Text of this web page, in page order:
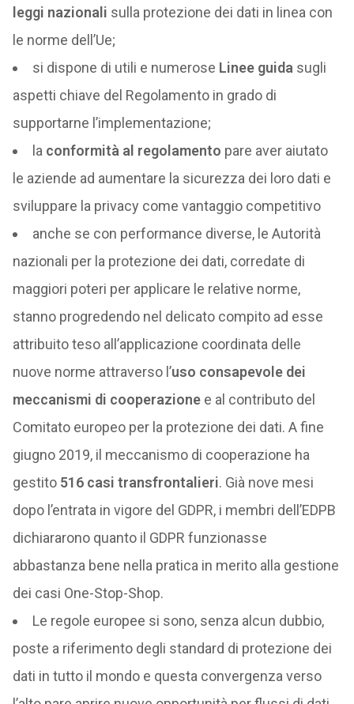
leggi nazionali sulla protezione dei dati in linea con
le norme dell’Ue;
si dispone di utili e numerose Linee guida sugli
aspetti chiave del Regolamento in grado di
supportarne l’implementazione;
la conformità al regolamento pare aver aiutato
le aziende ad aumentare la sicurezza dei loro dati e
sviluppare la privacy come vantaggio competitivo
anche se con performance diverse, le Autorità
nazionali per la protezione dei dati, corredate di
maggiori poteri per applicare le relative norme,
stanno progredendo nel delicato compito ad esse
attribuito teso all’applicazione coordinata delle
nuove norme attraverso l’uso consapevole dei
meccanismi di cooperazionee al contributo del
Comitato europeo per la protezione dei dati. A fine
giugno 2019, il meccanismo di cooperazione ha
gestito516 casi transfrontalieri. Già nove mesi
dopo l’entrata in vigore del GDPR, i membri dell’EDPB
dichiararono quanto il GDPR funzionasse
abbastanza bene nella pratica in merito alla gestione
dei casi One-Stop-Shop.
Le regole europee si sono, senza alcun dubbio,
poste a riferimento degli standard di protezione dei
dati in tutto il mondo e questa convergenza verso